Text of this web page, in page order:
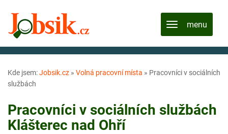
Kde jsem:Jobsik.cz » Volná pracovní místa » Pracovníci v sociálních
službách
Pracovníci v sociálních službách
Klášterec nad Ohří